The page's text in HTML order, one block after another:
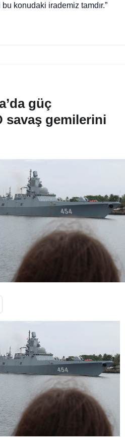
bu konudaki irademiz tamdır.”
güç
gemilerini